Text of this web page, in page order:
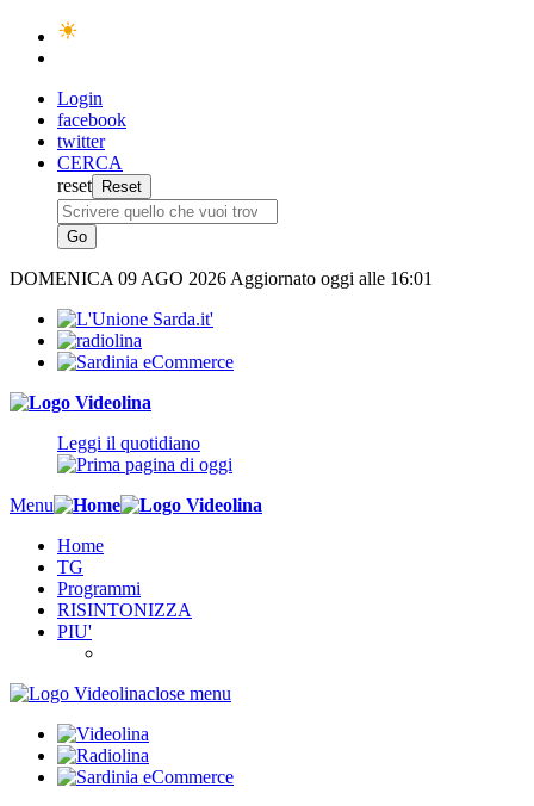
Login
facebook
twitter
CERCA
reset
DOMENICA 09 AGO 2026 Aggiornato oggi alle 16:01
Leggi il quotidiano
Menu
Home
TG
Programmi
RISINTONIZZA
PIU'
close menu